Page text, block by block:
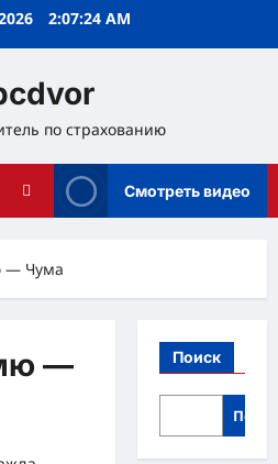
2:07:25 AM
по страхованию
Смотреть видео
— Чума
—
Поиск
Поиск